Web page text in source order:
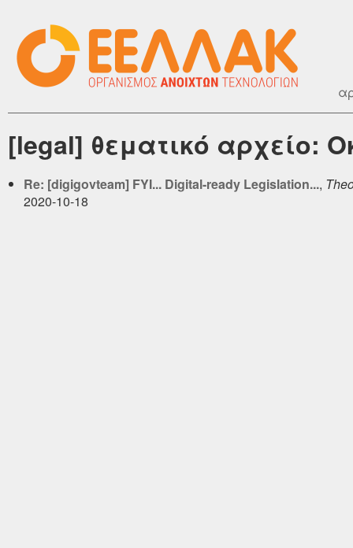
[legal] θεματικό αρχείο:
Re: [digigovteam] FYI... Digital-ready Legislation...,
2020-10-18